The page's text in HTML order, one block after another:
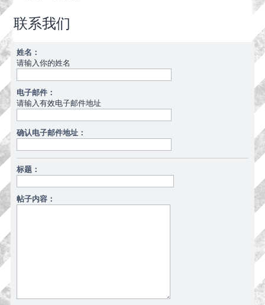
联系我们
姓名：
请输入你的姓名
电子邮件：
请输入有效电子邮件地址
确认电子邮件地址：
标题：
帖子内容：